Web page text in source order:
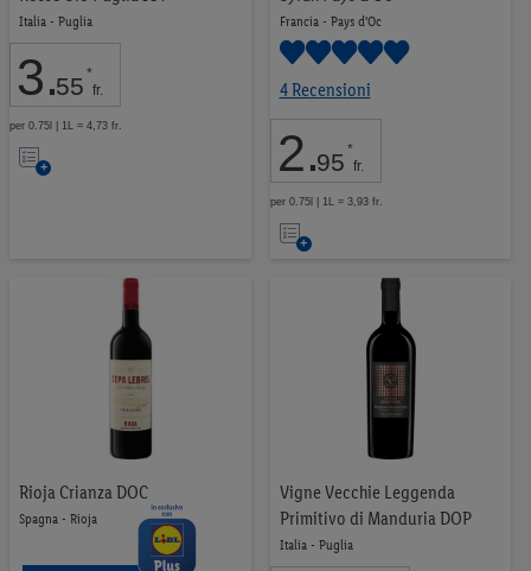
Italia - Puglia
3.55 *
fr.
per 0.75l | 1L = 4,73 fr.
Nell’elenco
Francia - Pays d'Oc
4 Recensioni
2.95 *
fr.
per 0.75l | 1L = 3,93 fr.
Nell’elenco
Rioja Crianza DOC
Spagna - Rioja
Vigne Vecchie Leggenda
Primitivo di Manduria DOP
Italia - Puglia
Cibo per animali
Proteine vegetali
Snack equilibrati
29,99 CHF
VAI